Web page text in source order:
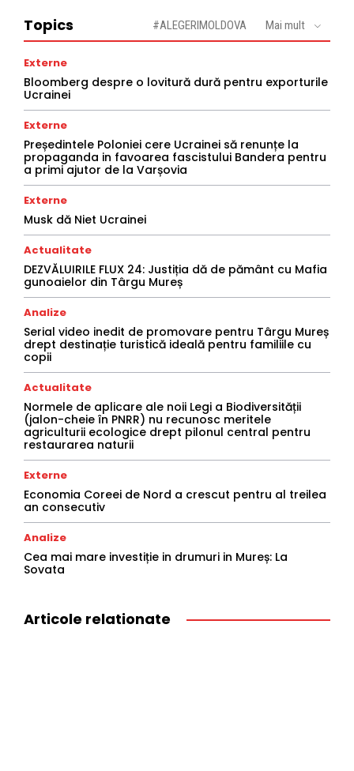
Topics #ALEGERIMOLDOVA Mai mult
Externe
Bloomberg despre o lovitură dură pentru exporturile
Ucrainei
Externe
Președintele Poloniei cere Ucrainei să renunțe la
propaganda in favoarea fascistului Bandera pentru
a primi ajutor de la Varșovia
Externe
Musk dă Niet Ucrainei
Actualitate
DEZVĂLUIRILE FLUX 24: Justiția dă de pământ cu Mafia
gunoaielor din Târgu Mureș
Analize
Serial video inedit de promovare pentru Târgu Mureș
drept destinație turistică ideală pentru familiile cu
copii
Actualitate
Normele de aplicare ale noii Legi a Biodiversității
(jalon-cheie în PNRR) nu recunosc meritele
agriculturii ecologice drept pilonul central pentru
restaurarea naturii
Externe
Economia Coreei de Nord a crescut pentru al treilea
an consecutiv
Analize
Cea mai mare investiție in drumuri in Mureș: La
Sovata
Articole relationate